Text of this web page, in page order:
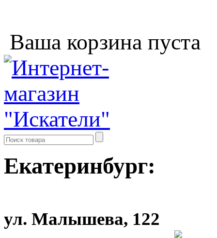
Ваша корзина пуста
Екатеринбург:
ул. Малышева, 122